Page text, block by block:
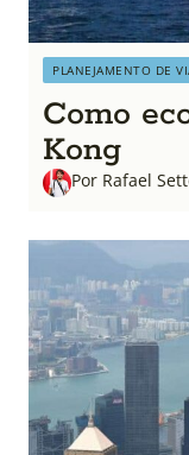
PLANEJAMENTO DE
Como
Kong
Por Rafael